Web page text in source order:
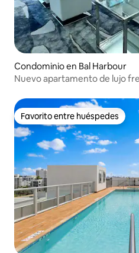
Condominio en Bal Harbour
Nuevo apartamento de lujo
Favorito entre huéspedes
Favorito entre huéspedes